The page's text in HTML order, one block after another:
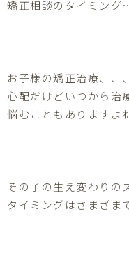
矯正相談のタイミン
お子様の矯正治療、、、
心配だけどいつから治
悩むこともありますよ
その子の生え変わりの
タイミングはさまざま